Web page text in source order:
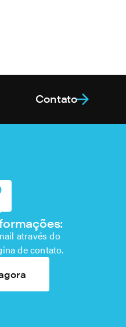
Contato
através do
de contato.